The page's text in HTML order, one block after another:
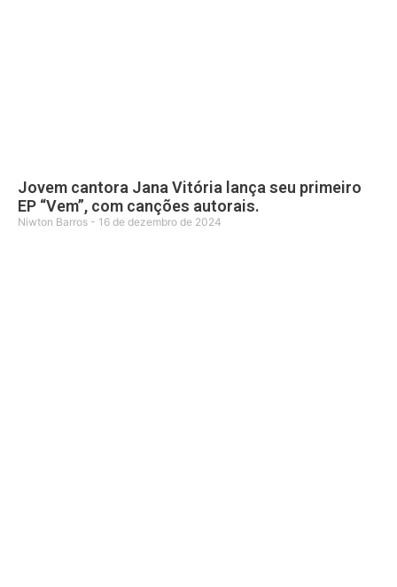
Jovem cantora Jana Vitória lança seu primeiro
EP “Vem”, com canções autorais.
Niwton Barros 16 de dezembro de 2024